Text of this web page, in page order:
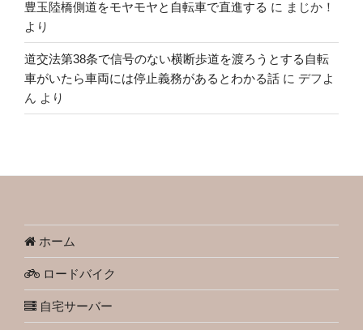
豊玉陸橋側道をモヤモヤと自転車で直進する に まじか！
より
道交法第38条で信号のない横断歩道を渡ろうとする自転
車がいたら車両には停止義務があるとわかる話 に デフよ
ん より
ホーム
ロードバイク
自宅サーバー